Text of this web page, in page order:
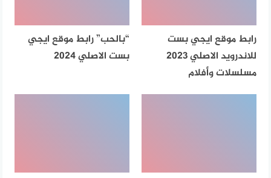
رابط موقع ايجي بست
للاندرويد الاصلي 2023
مسلسلات وأفلام
“بالحب” رابط موقع ايجي
بست الاصلي 2024